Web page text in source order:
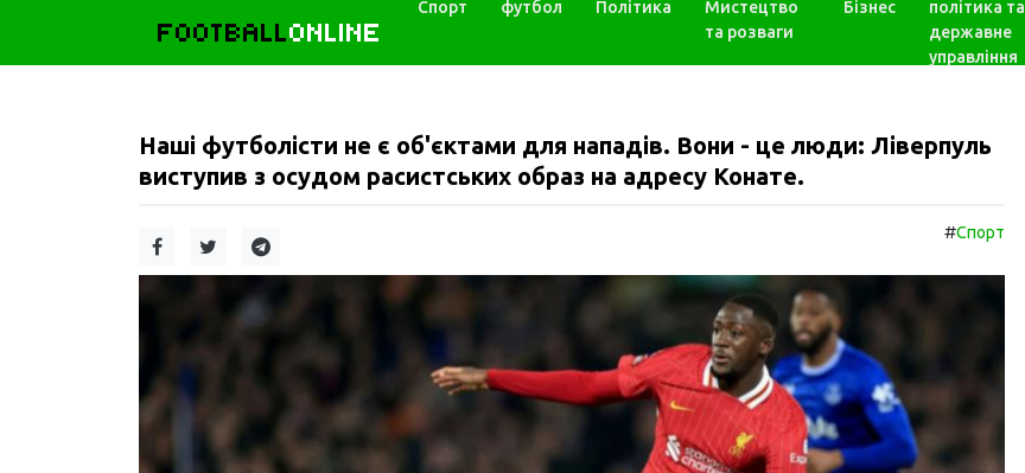
FOOTBALLONLINE
Спорт футбол Політика
Мистецтво
та розваги
Бізнес
політика та
державне
управління
Наші футболісти не є об'єктами для нападів. Вони - це люди: Ліверпуль
виступив з осудом расистських образ на адресу Конате.
#Спорт